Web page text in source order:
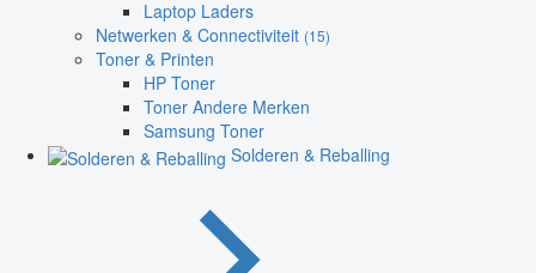
Laptop Laders
Netwerken & Connectiviteit (15)
Toner & Printen
HP Toner
Toner Andere Merken
Samsung Toner
Solderen & Reballing